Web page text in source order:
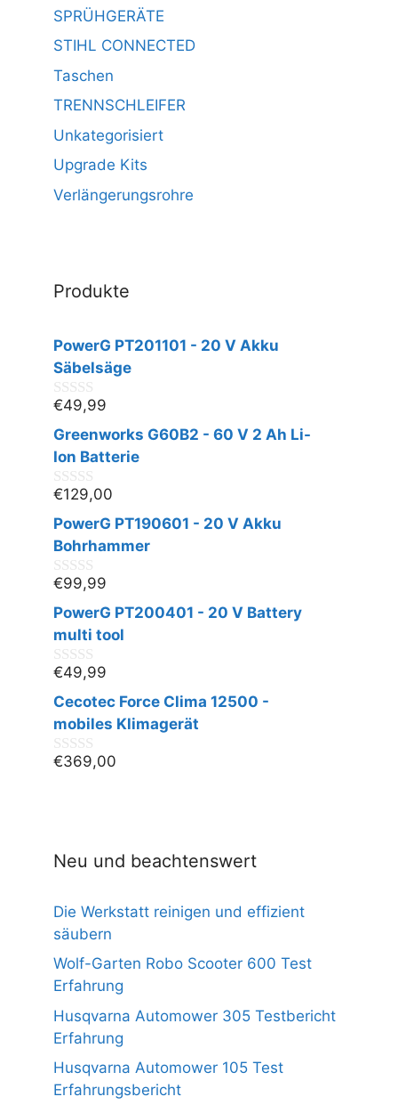
SPRÜHGERÄTE
STIHL CONNECTED
Taschen
TRENNSCHLEIFER
Unkategorisiert
Upgrade Kits
Verlängerungsrohre
Produkte
PowerG PT201101 - 20 V Akku
Säbelsäge
0
v
o
n
€49,99
Greenworks G60B2 - 60 V 2 Ah Li-
Ion Batterie
0
v
o
n
€129,00
PowerG PT190601 - 20 V Akku
Bohrhammer
0
v
o
n
€99,99
PowerG PT200401 - 20 V Battery
multi tool
0
v
o
n
€49,99
Cecotec Force Clima 12500 -
mobiles Klimagerät
0
€369,00
Neu und beachtenswert
Die Werkstatt reinigen und effizient
säubern
Wolf-Garten Robo Scooter 600 Test
Erfahrung
Husqvarna Automower 305 Testbericht
Erfahrung
Husqvarna Automower 105 Test
Erfahrungsbericht